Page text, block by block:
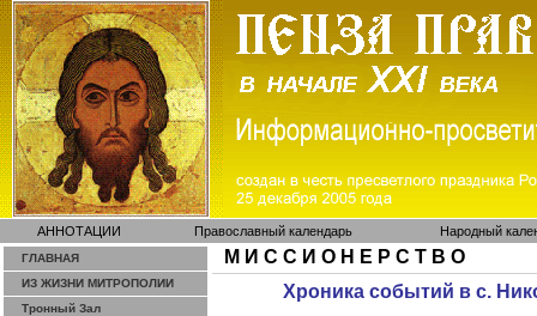
АННОТАЦИИ Православный календарь Народный
ГЛАВНАЯ
ИЗ ЖИЗНИ МИТРОПОЛИИ
Тронный Зал
М И С С И О Н Е Р С Т В О
Хроника событий вс.